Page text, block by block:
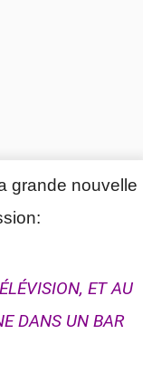
grande nouvelle
ET AU
DANS UN BAR